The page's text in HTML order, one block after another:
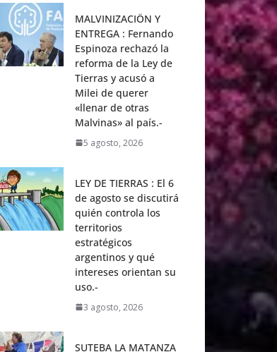
MALVINIZACIÖN Y
ENTREGA : Fernando
Espinoza rechazó la
reforma de la Ley de
Tierras y acusó a
Milei de querer
«llenar de otras
Malvinas» al país.-
5 agosto, 2026
LEY DE TIERRAS : El 6
de agosto se discutirá
quién controla los
territorios
estratégicos
argentinos y qué
intereses orientan su
uso.-
3 agosto, 2026
SUTEBA LA MATANZA